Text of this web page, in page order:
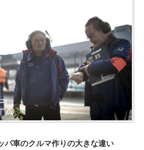
パ車のクルマ作りの大きな違い